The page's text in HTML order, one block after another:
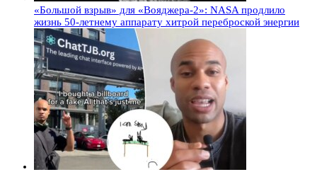
«Большой взрыв» для «Вояджера-2»: NASA продлило
жизнь 50-летнему аппарату хитрой переброской энергии